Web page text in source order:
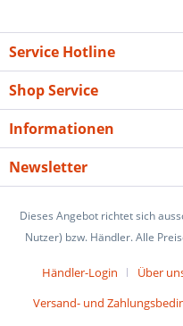
Service Hotline
Shop Service
Informationen
Newsletter
Dieses Angebot richtet sich
Nutzer) bzw. Händler. Alle
Händler-Login Über
Versand- und